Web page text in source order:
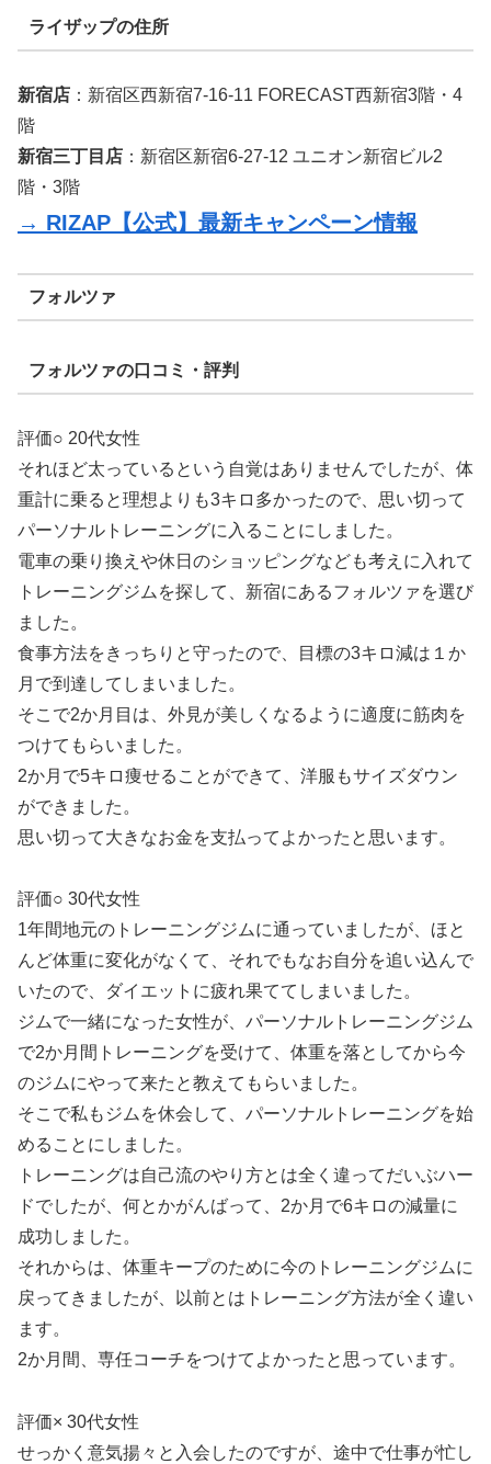
ライザップの住所
新宿店 ：新宿区西新宿7-16-11 FORECAST西新宿3階・4
階
新宿三丁目店 ：新宿区新宿6-27-12 ユニオン新宿ビル2
階・3階
→ RIZAP【公式】最新キャンペーン情報
フォルツァ
フォルツァの口コミ・評判
評価○ 20代女性
それほど太っているという自覚はありませんでしたが、体
重計に乗ると理想よりも3キロ多かったので、思い切って
パーソナルトレーニングに入ることにしました。
電車の乗り換えや休日のショッピングなども考えに入れて
トレーニングジムを探して、新宿にあるフォルツァを選び
ました。
食事方法をきっちりと守ったので、目標の3キロ減は１か
月で到達してしまいました。
そこで2か月目は、外見が美しくなるように適度に筋肉を
つけてもらいました。
2か月で5キロ痩せることができて、洋服もサイズダウン
ができました。
思い切って大きなお金を支払ってよかったと思います。
評価○ 30代女性
1年間地元のトレーニングジムに通っていましたが、ほと
んど体重に変化がなくて、それでもなお自分を追い込んで
いたので、ダイエットに疲れ果ててしまいました。
ジムで一緒になった女性が、パーソナルトレーニングジム
で2か月間トレーニングを受けて、体重を落としてから今
のジムにやって来たと教えてもらいました。
そこで私もジムを休会して、パーソナルトレーニングを始
めることにしました。
トレーニングは自己流のやり方とは全く違ってだいぶハー
ドでしたが、何とかがんばって、2か月で6キロの減量に
成功しました。
それからは、体重キープのために今のトレーニングジムに
戻ってきましたが、以前とはトレーニング方法が全く違い
ます。
2か月間、専任コーチをつけてよかったと思っています。
評価× 30代女性
せっかく意気揚々と入会したのですが、途中で仕事が忙し